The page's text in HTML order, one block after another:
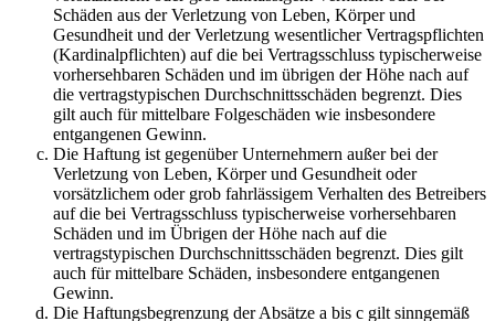
Schäden aus der Verletzung von Leben, Körper und
Gesundheit und der Verletzung wesentlicher Vertragspflichten
(Kardinalpflichten) auf die bei Vertragsschluss typischerweise
vorhersehbaren Schäden und im übrigen der Höhe nach auf
die vertragstypischen Durchschnittsschäden begrenzt. Dies
gilt auch für mittelbare Folgeschäden wie insbesondere
entgangenen Gewinn.
Die Haftung ist gegenüber Unternehmern außer bei der
Verletzung von Leben, Körper und Gesundheit oder
vorsätzlichem oder grob fahrlässigem Verhalten des Betreibers
auf die bei Vertragsschluss typischerweise vorhersehbaren
Schäden und im Übrigen der Höhe nach auf die
vertragstypischen Durchschnittsschäden begrenzt. Dies gilt
auch für mittelbare Schäden, insbesondere entgangenen
Gewinn.
Die Haftungsbegrenzung der Absätze a bis c gilt sinngemäß